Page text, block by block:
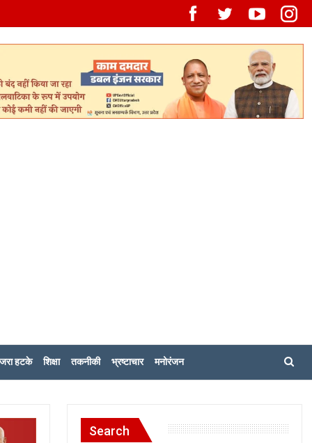
जरा हटके शिक्षा तकनीकी भ्रष्टाचार मनोरंजन
Search